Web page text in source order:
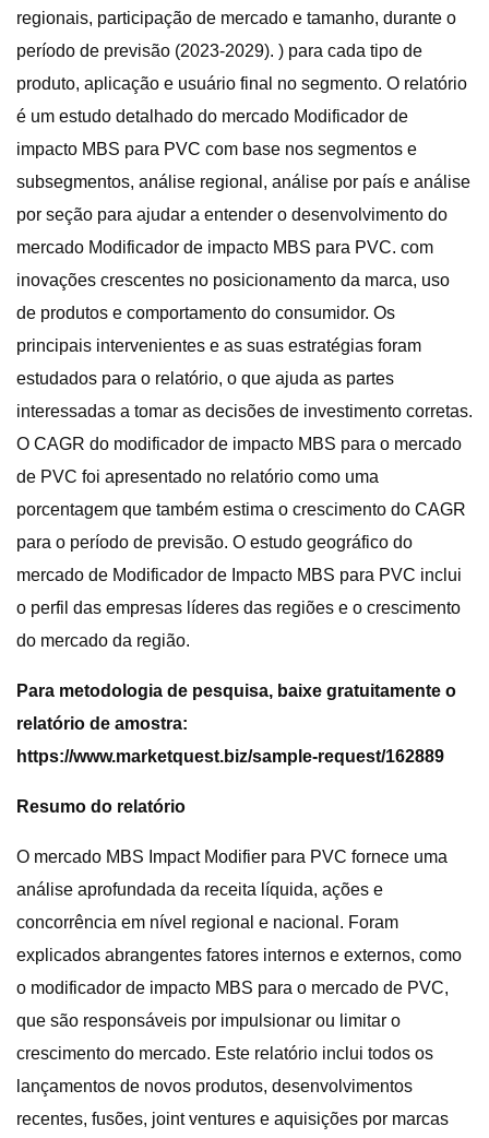
regionais, participação de mercado e tamanho, durante o
período de previsão (2023-2029). ) para cada tipo de
produto, aplicação e usuário final no segmento. O relatório
é um estudo detalhado do mercado Modificador de
impacto MBS para PVC com base nos segmentos e
subsegmentos, análise regional, análise por país e análise
por seção para ajudar a entender o desenvolvimento do
mercado Modificador de impacto MBS para PVC. com
inovações crescentes no posicionamento da marca, uso
de produtos e comportamento do consumidor. Os
principais intervenientes e as suas estratégias foram
estudados para o relatório, o que ajuda as partes
interessadas a tomar as decisões de investimento corretas.
O CAGR do modificador de impacto MBS para o mercado
de PVC foi apresentado no relatório como uma
porcentagem que também estima o crescimento do CAGR
para o período de previsão. O estudo geográfico do
mercado de Modificador de Impacto MBS para PVC inclui
o perfil das empresas líderes das regiões e o crescimento
do mercado da região.
Para metodologia de pesquisa, baixe gratuitamente o
relatório de amostra:
https://www.marketquest.biz/sample-request/162889
Resumo do relatório
O mercado MBS Impact Modifier para PVC fornece uma
análise aprofundada da receita líquida, ações e
concorrência em nível regional e nacional. Foram
explicados abrangentes fatores internos e externos, como
o modificador de impacto MBS para o mercado de PVC,
que são responsáveis ​​por impulsionar ou limitar o
crescimento do mercado. Este relatório inclui todos os
lançamentos de novos produtos, desenvolvimentos
recentes, fusões, joint ventures e aquisições por marcas